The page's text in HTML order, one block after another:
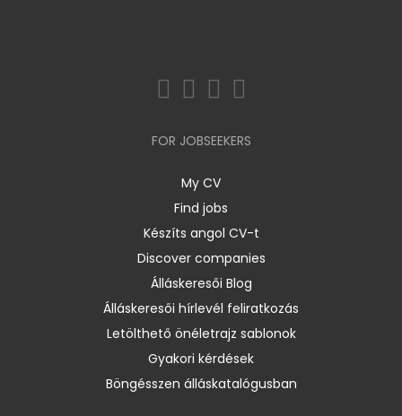
FOR JOBSEEKERS
My CV
Find jobs
Készíts angol CV-t
Discover companies
Álláskeresői Blog
Álláskeresői hírlevél feliratkozás
Letölthető önéletrajz sablonok
Gyakori kérdések
Böngésszen álláskatalógusban